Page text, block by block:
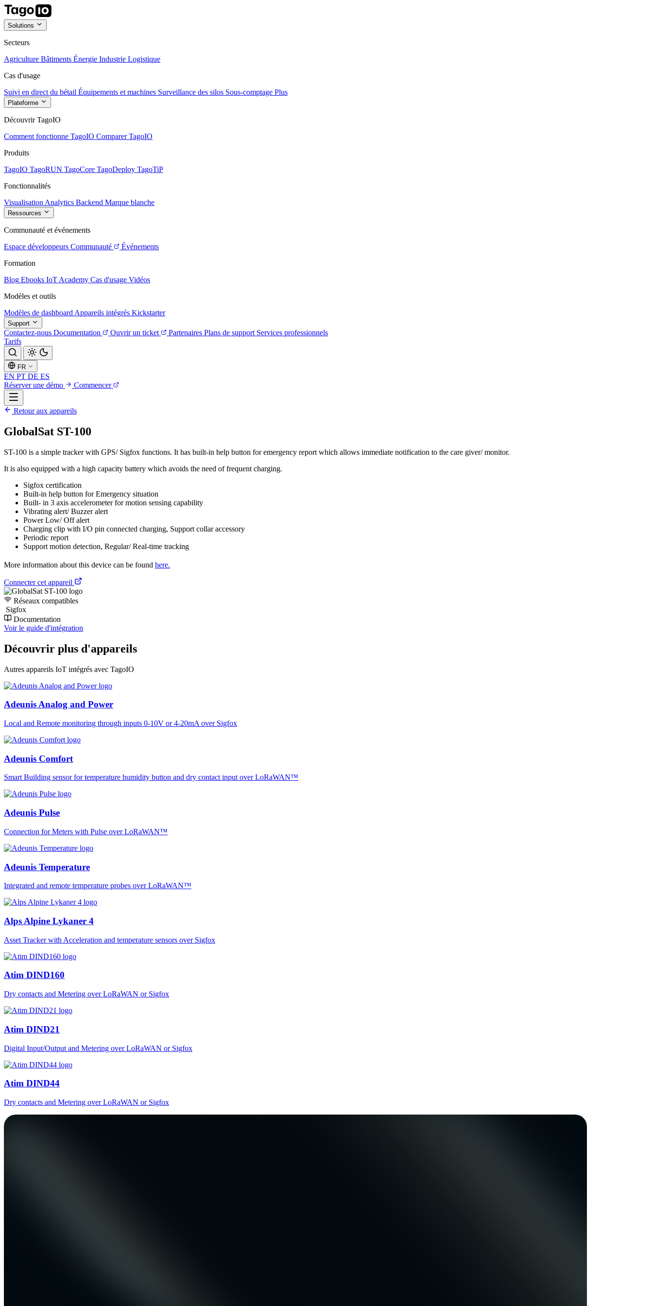
Solutions
Secteurs
Agriculture Bâtiments Énergie Industrie Logistique
Cas d'usage
Suivi en direct du bétail Équipements et machines Surveillance des silos Sous-comptage Plus
Plateforme
Découvrir TagoIO
Comment fonctionne TagoIO Comparer TagoIO
Produits
TagoIO TagoRUN TagoCore TagoDeploy TagoTiP
Fonctionnalités
Visualisation Analytics Backend Marque blanche
Ressources
Communauté et événements
Espace développeurs Communauté
Événements
Formation
Blog Ebooks IoT Academy Cas d'usage Vidéos
Modèles et outils
Modèles de dashboard Appareils intégrés Kickstarter
Support
Contactez-nous Documentation Ouvrir un ticket Partenaires Plans de support Services professionnels
Tarifs
FR
EN PT DE ES
Réserver une démo
Commencer
Retour aux appareils
GlobalSat ST-100
ST-100 is a simple tracker with GPS/ Sigfox functions. It has built-in help button for emergency report which allows immediate notification to the care giver/ monitor.
It is also equipped with a high capacity battery which avoids the need of frequent charging.
Sigfox certification
Built-in help button for Emergency situation
Built- in 3 axis accelerometer for motion sensing capability
Vibrating alert/ Buzzer alert
Power Low/ Off alert
Charging clip with I/O pin connected charging, Support collar accessory
Periodic report
Support motion detection, Regular/ Real-time tracking
More information about this device can be found here.
Connecter cet appareil
Réseaux compatibles
Sigfox
Documentation
Voir le guide d'intégration
Découvrir plus d'appareils
Autres appareils IoT intégrés avec TagoIO
Adeunis Analog and Power
Local and Remote monitoring through inputs 0-10V or 4-20mA over Sigfox
Adeunis Comfort
Smart Building sensor for temperature humidity button and dry contact input over LoRaWAN™
Adeunis Pulse
Connection for Meters with Pulse over LoRaWAN™
Adeunis Temperature
Integrated and remote temperature probes over LoRaWAN™
Alps Alpine Lykaner 4
Asset Tracker with Acceleration and temperature sensors over Sigfox
Atim DIND160
Dry contacts and Metering over LoRaWAN or Sigfox
Atim DIND21
Digital Input/Output and Metering over LoRaWAN or Sigfox
Atim DIND44
Dry contacts and Metering over LoRaWAN or Sigfox